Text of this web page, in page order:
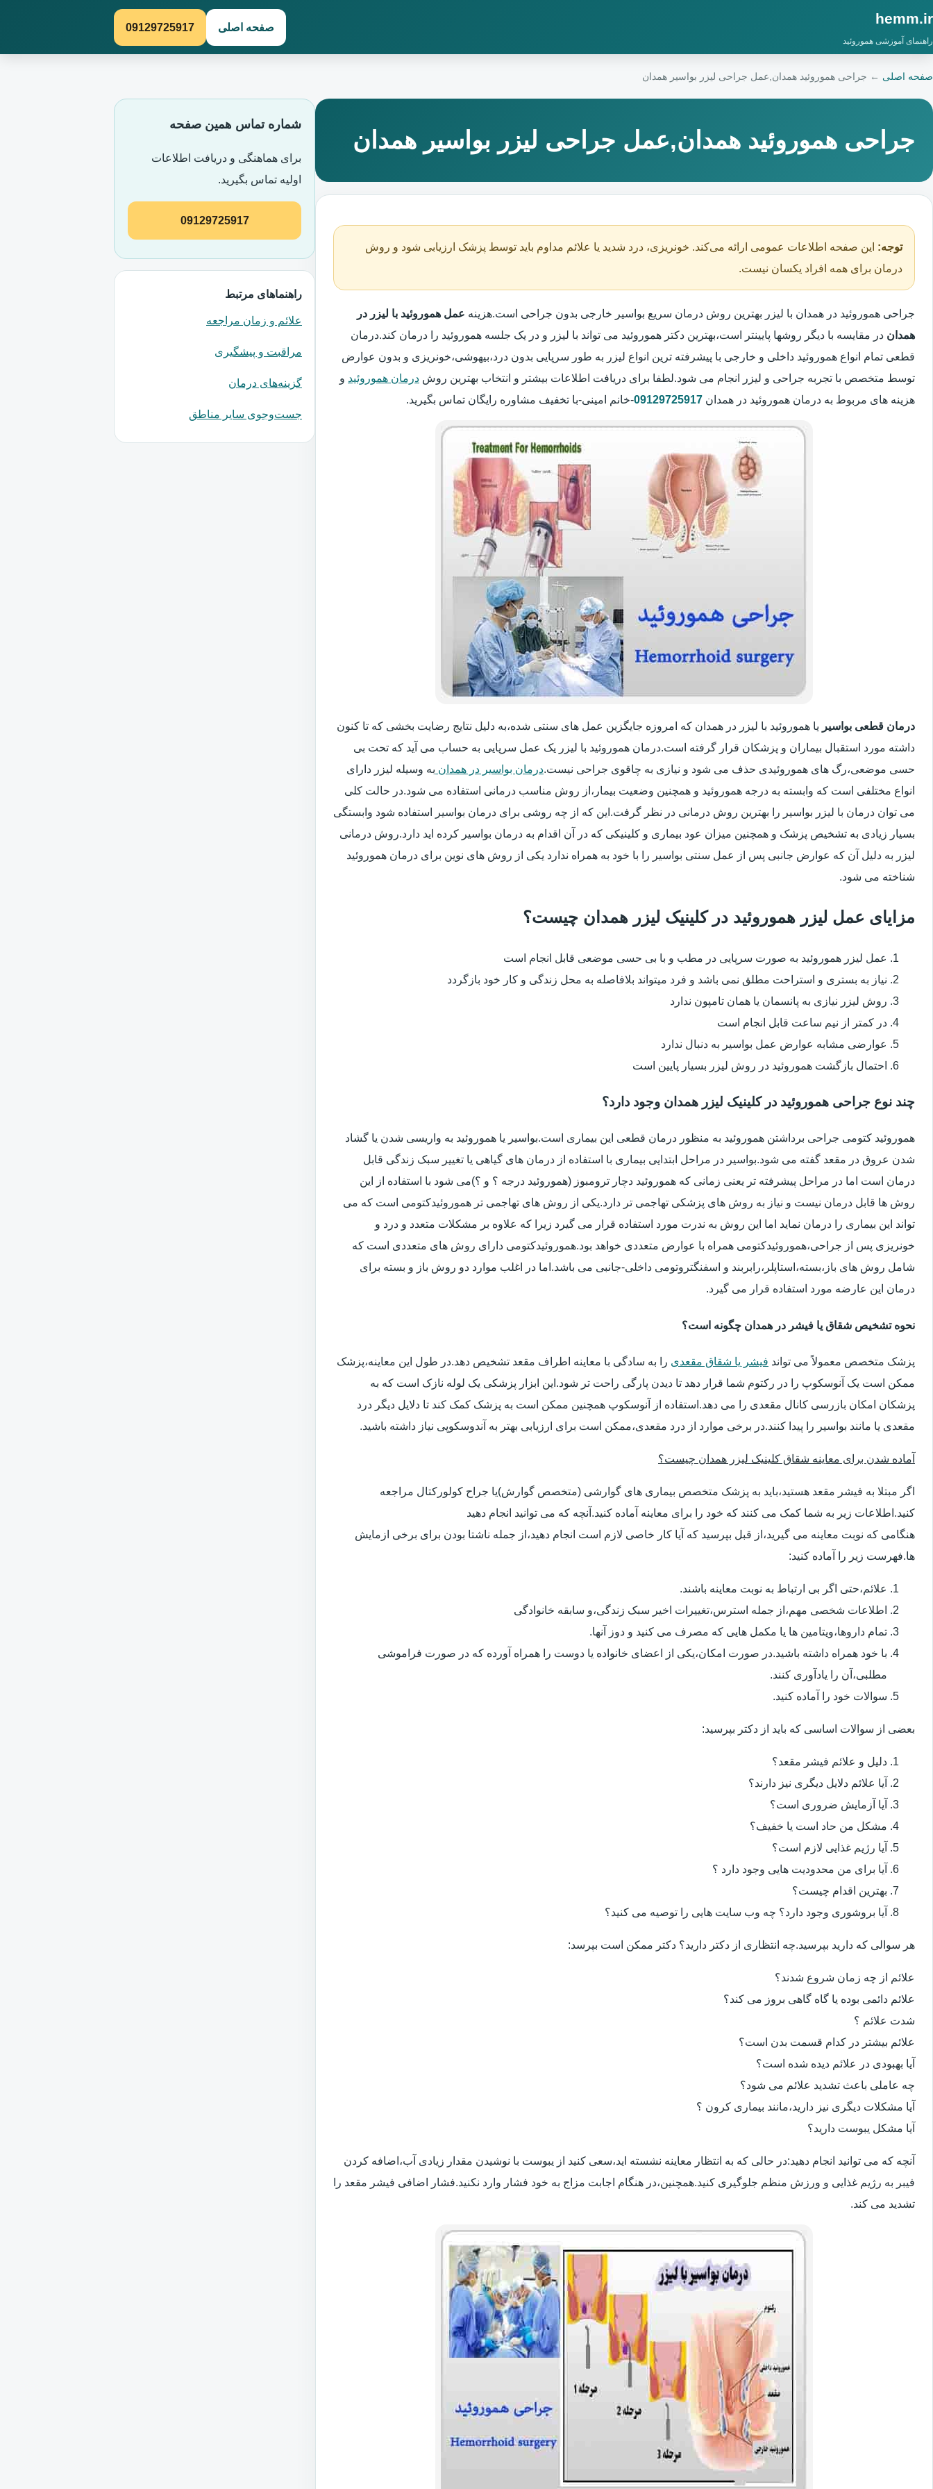
hemm.ir
راهنمای آموزشی هموروئید
صفحه اصلی 09129725917
صفحه اصلی ← جراحی هموروئید همدان,عمل جراحی لیزر بواسیر همدان
جراحی هموروئید همدان,عمل جراحی لیزر بواسیر همدان
توجه: این صفحه اطلاعات عمومی ارائه می‌کند. خونریزی، درد شدید یا علائم مداوم باید توسط پزشک ارزیابی شود و روش
درمان برای همه افراد یکسان نیست.
جراحی هموروئید در همدان با لیزر بهترین روش درمان سریع بواسیر خارجی بدون جراحی است.هزینه عمل هموروئید با لیزر در
همدان در مقایسه با دیگر روشها پایینتر است،بهترین دکتر هموروئید می تواند با لیزر و در یک جلسه هموروئید را درمان کند.درمان
قطعی تمام انواع هموروئید داخلی و خارجی با پیشرفته ترین انواع لیزر به طور سرپایی بدون درد،بیهوشی،خونریزی و بدون عوارض
توسط متخصص با تجربه جراحی و لیزر انجام می شود.لطفا برای دریافت اطلاعات بیشتر و انتخاب بهترین روش درمان هموروئید و
هزینه های مربوط به درمان هموروئید در همدان 09129725917-خانم امینی-با تخفیف مشاوره رایگان تماس بگیرید.
درمان قطعی بواسیر یا هموروئید با لیزر در همدان که امروزه جایگزین عمل های سنتی شده،به دلیل نتایج رضایت بخشی که تا کنون
داشته مورد استقبال بیماران و پزشکان قرار گرفته است.درمان هموروئید با لیزر یک عمل سرپایی به حساب می آید که تحت بی
حسی موضعی،رگ های هموروئیدی حذف می شود و نیازی به چاقوی جراحی نیست.درمان بواسیر در همدان به وسیله لیزر دارای
انواع مختلفی است که وابسته به درجه هموروئید و همچنین وضعیت بیمار،از روش مناسب درمانی استفاده می شود.در حالت کلی
می توان درمان با لیزر بواسیر را بهترین روش درمانی در نظر گرفت.این که از چه روشی برای درمان بواسیر استفاده شود وابستگی
بسیار زیادی به تشخیص پزشک و همچنین میزان عود بیماری و کلینیکی که در آن اقدام به درمان بواسیر کرده اید دارد.روش درمانی
لیزر به دلیل آن که عوارض جانبی پس از عمل سنتی بواسیر را با خود به همراه ندارد یکی از روش های نوین برای درمان هموروئید
شناخته می شود.
مزایای عمل لیزر هموروئید در کلینیک لیزر همدان چیست؟
عمل لیزر هموروئید به صورت سرپایی در مطب و با بی حسی موضعی قابل انجام است
نیاز به بستری و استراحت مطلق نمی باشد و فرد میتواند بلافاصله به محل زندگی و کار خود بازگردد
روش لیزر نیازی به پانسمان یا همان تامپون ندارد
در کمتر از نیم ساعت قابل انجام است
عوارضی مشابه عوارض عمل بواسیر به دنبال ندارد
احتمال بازگشت هموروئید در روش لیزر بسیار پایین است
چند نوع جراحی هموروئید در کلینیک لیزر همدان وجود دارد؟
هموروئید کتومی جراحی برداشتن هموروئید به منظور درمان قطعی این بیماری است.بواسیر یا هموروئید به واریسی شدن یا گشاد
شدن عروق در مقعد گفته می شود.بواسیر در مراحل ابتدایی بیماری با استفاده از درمان های گیاهی یا تغییر سبک زندگی قابل
درمان است اما در مراحل پیشرفته تر یعنی زمانی که هموروئید دچار ترومبوز (هموروئید درجه ؟ و ؟)می شود با استفاده از این
روش ها قابل درمان نیست و نیاز به روش های پزشکی تهاجمی تر دارد.یکی از روش های تهاجمی تر هموروئیدکتومی است که می
تواند این بیماری را درمان نماید اما این روش به ندرت مورد استفاده قرار می گیرد زیرا که علاوه بر مشکلات متعدد و درد و
خونریزی پس از جراحی،هموروئیدکتومی همراه با عوارض متعددی خواهد بود.هموروئیدکتومی دارای روش های متعددی است که
شامل روش های باز،بسته،استاپلر،رابربند و اسفنگتروتومی داخلی-جانبی می باشد.اما در اغلب موارد دو روش باز و بسته برای
درمان این عارضه مورد استفاده قرار می گیرد.
نحوه تشخیص شقاق یا فیشر در همدان چگونه است؟
پزشک متخصص معمولاً می تواند فیشر یا شقاق مقعدی را به سادگی با معاینه اطراف مقعد تشخیص دهد.در طول این معاینه،پزشک
ممکن است یک آنوسکوپ را در رکتوم شما قرار دهد تا دیدن پارگی راحت تر شود.این ابزار پزشکی یک لوله نازک است که به
پزشکان امکان بازرسی کانال مقعدی را می دهد.استفاده از آنوسکوپ همچنین ممکن است به پزشک کمک کند تا دلایل دیگر درد
مقعدی یا مانند بواسیر را پیدا کنند.در برخی موارد از درد مقعدی،ممکن است برای ارزیابی بهتر به آندوسکوپی نیاز داشته باشید.
آماده شدن برای معاینه شقاق کلینیک لیزر همدان چیست؟
اگر مبتلا به فیشر مقعد هستید،باید به پزشک متخصص بیماری های گوارشی (متخصص گوارش)یا جراح کولورکتال مراجعه
کنید.اطلاعات زیر به شما کمک می کنند که خود را برای معاینه آماده کنید.آنچه که می توانید انجام دهید
هنگامی که نوبت معاینه می گیرید،از قبل بپرسید که آیا کار خاصی لازم است انجام دهید،از جمله ناشتا بودن برای برخی ازمایش
ها.فهرست زیر را آماده کنید:
علائم،حتی اگر بی ارتباط به نوبت معاینه باشند.
اطلاعات شخصی مهم،از جمله استرس،تغییرات اخیر سبک زندگی،و سابقه خانوادگی
تمام داروها،ویتامین ها یا مکمل هایی که مصرف می کنید و دوز آنها.
با خود همراه داشته باشید.در صورت امکان،یکی از اعضای خانواده یا دوست را همراه آورده که در صورت فراموشی
مطلبی،آن را یادآوری کنند.
سوالات خود را آماده کنید.
بعضی از سوالات اساسی که باید از دکتر بپرسید:
دلیل و علائم فیشر مقعد؟
آیا علائم دلایل دیگری نیز دارند؟
آیا آزمایش ضروری است؟
مشکل من حاد است یا خفیف؟
آیا رژیم غذایی لازم است؟
آیا برای من محدودیت هایی وجود دارد ؟
بهترین اقدام چیست؟
آیا بروشوری وجود دارد؟ چه وب سایت هایی را توصیه می کنید؟
هر سوالی که دارید بپرسید.چه انتظاری از دکتر دارید؟ دکتر ممکن است بپرسد:
علائم از چه زمان شروع شدند؟
علائم دائمی بوده یا گاه گاهی بروز می کند؟
شدت علائم ؟
علائم بیشتر در کدام قسمت بدن است؟
آیا بهبودی در علائم دیده شده است؟
چه عاملی باعث تشدید علائم می شود؟
آیا مشکلات دیگری نیز دارید،مانند بیماری کرون ؟
آیا مشکل یبوست دارید؟
آنچه که می توانید انجام دهید:در حالی که به انتظار معاینه نشسته اید،سعی کنید از یبوست با نوشیدن مقدار زیادی آب،اضافه کردن
فیبر به رژیم غذایی و ورزش منظم جلوگیری کنید.همچنین،در هنگام اجابت مزاج به خود فشار وارد نکنید.فشار اضافی فیشر مقعد را
تشدید می کند.
شماره تماس همین صفحه
برای هماهنگی و دریافت اطلاعات
اولیه تماس بگیرید.
09129725917
راهنماهای مرتبط
علائم و زمان مراجعه
مراقبت و پیشگیری
گزینه‌های درمان
جست‌وجوی سایر مناطق